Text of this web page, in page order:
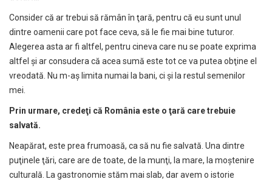
Consider că ar trebui să rămân în ţară, pentru că eu sunt unul
dintre oamenii care pot face ceva, să le fie mai bine tuturor.
Alegerea asta ar fi altfel, pentru cineva care nu se poate exprima
altfel şi ar consudera că acea sumă este tot ce va putea obţine el
vreodată. Nu m-aş limita numai la bani, ci şi la restul semenilor
mei.
Prin urmare, credeţi că România este o ţară care trebuie
salvată.
Neapărat, este prea frumoasă, ca să nu fie salvată. Una dintre
puţinele ţări, care are de toate, de la munţi, la mare, la moştenire
culturală. La gastronomie stăm mai slab, dar avem o istorie